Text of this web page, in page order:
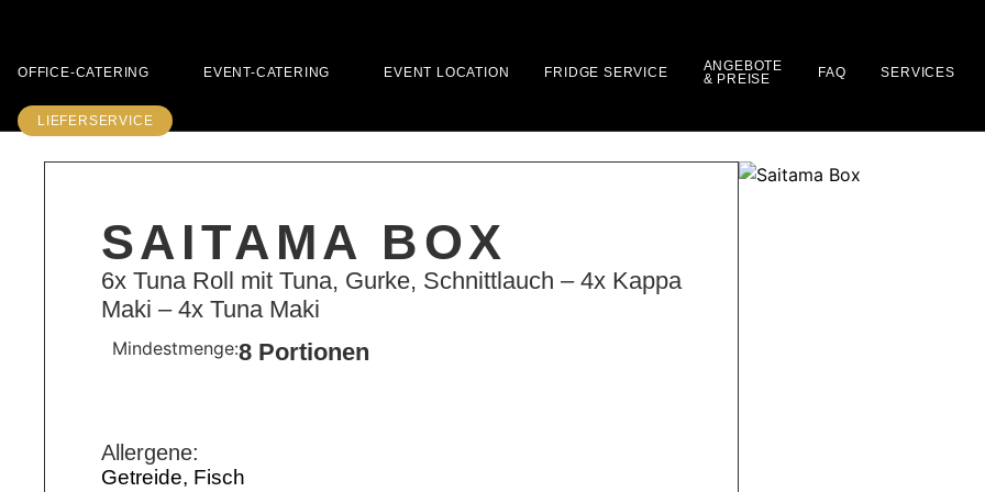
OFFICE-CATERING EVENT-CATERING EVENT LOCATION FRIDGE SERVICE
ANGEBOTE
& PREISE
FAQ SERVICES
LIEFERSERVICE
SAITAMA BOX
6x Tuna Roll mit Tuna, Gurke, Schnittlauch – 4x Kappa
Maki – 4x Tuna Maki
Mindestmenge:8 Portionen
Allergene:
Getreide, Fisch